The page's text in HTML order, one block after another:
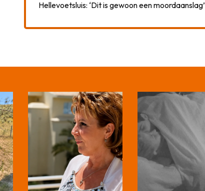
Hellevoetsluis: ‘Dit is gewoon een moordaanslag’